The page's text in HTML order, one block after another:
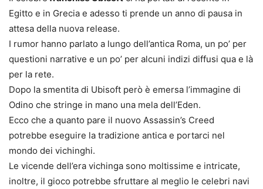
Egitto e in Grecia e adesso ti prende un anno di pausa in
attesa della nuova release.
I rumor hanno parlato a lungo dell’antica Roma, un po’ per
questioni narrative e un po’ per alcuni indizi diffusi qua e là
per la rete.
Dopo la smentita di Ubisoft però è emersa l’immagine di
Odino che stringe in mano una mela dell’Eden.
Ecco che a quanto pare il nuovo Assassin’s Creed
potrebbe eseguire la tradizione antica e portarci nel
mondo dei vichinghi.
Le vicende dell’era vichinga sono moltissime e intricate,
inoltre, il gioco potrebbe sfruttare al meglio le celebri navi